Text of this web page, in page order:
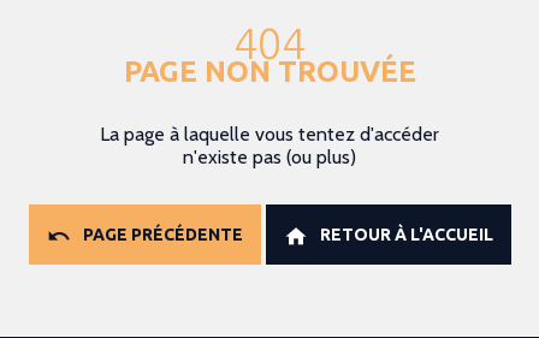
404
PAGE NON TROUVÉE
La page à laquelle vous tentez d'accéder
n'existe pas (ou plus)
PAGE PRÉCÉDENTE RETOUR À L'ACCUEIL